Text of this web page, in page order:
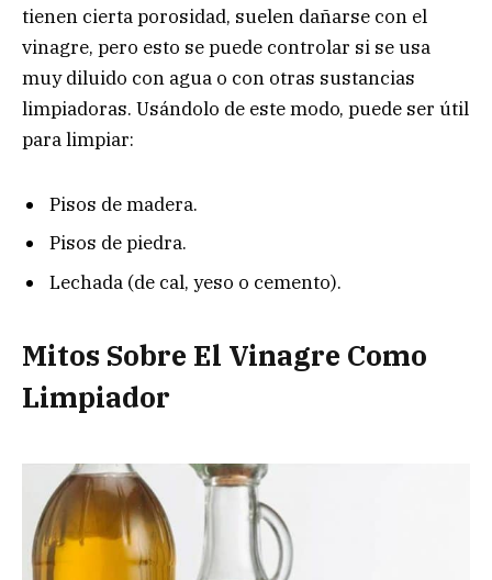
tienen cierta porosidad, suelen dañarse con el
vinagre, pero esto se puede controlar si se usa
muy diluido con agua o con otras sustancias
limpiadoras. Usándolo de este modo, puede ser útil
para limpiar:
Pisos de madera.
Pisos de piedra.
Lechada (de cal, yeso o cemento).
Mitos Sobre El Vinagre Como
Limpiador